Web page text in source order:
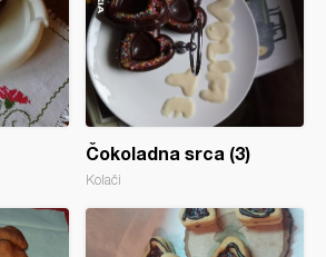
Čokoladna srca (3)
Kolači